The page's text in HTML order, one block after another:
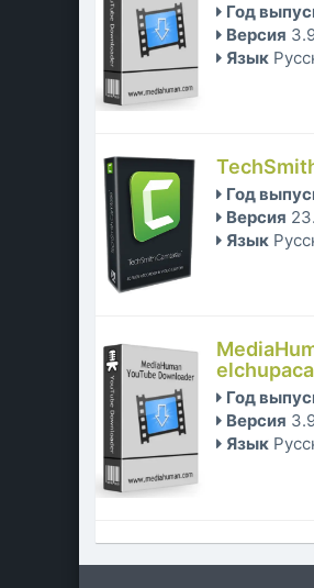
Год
Версия
Язык
Год
Версия
Язык
Год
Версия
Язык